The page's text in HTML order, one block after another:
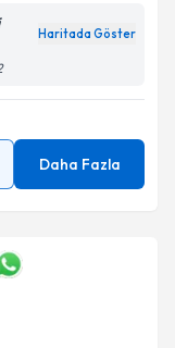
Haritada Göster
Daha Fazla